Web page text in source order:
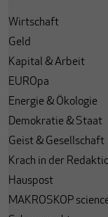
Wirtschaft
Geld
Kapital & Arbeit
EUROpa
Energie & Ökologie
Demokratie & Staat
Geist & Gesellschaft
Krach in der
Hauspost
MAKROSKOP